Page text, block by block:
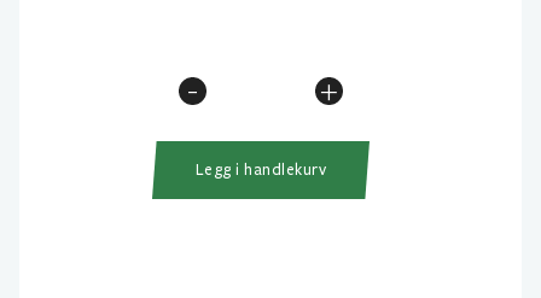
+
Lawson
Salmon
-
Legg i handlekurv